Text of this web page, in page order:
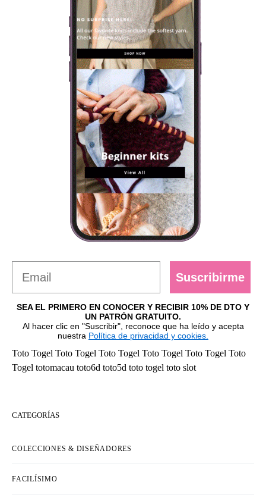
Suscribirme
SEA EL PRIMERO EN CONOCER Y RECIBIR 10% DE DTO Y
UN PATRÓN GRATUITO.
Al hacer clic en "Suscribir", reconoce que ha leído y acepta
nuestra Política de privacidad y cookies.
Toto Togel Toto Togel Toto Togel Toto Togel Toto Togel Toto
Togel totomacau toto6d toto5d toto togel toto slot
CATEGORÍAS
COLECCIONES & DISEÑADORES
FACILÍSIMO